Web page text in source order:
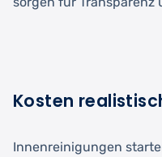
Kosten
Innenreinigungen